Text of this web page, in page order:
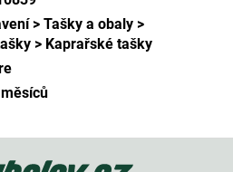
> Tašky a obaly >
> Kaprařské tašky